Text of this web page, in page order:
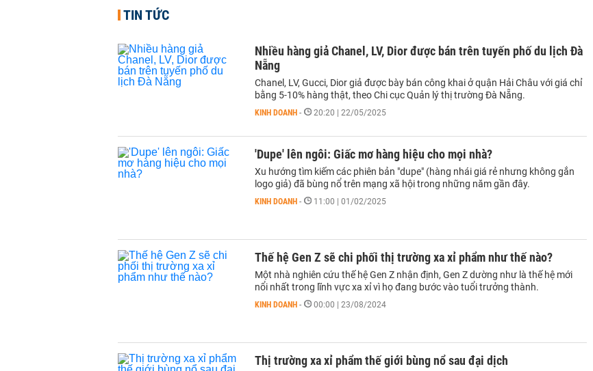
TIN TỨC
Nhiều hàng giả Chanel, LV, Dior được bán trên tuyến phố du lịch Đà
Nẵng
Chanel, LV, Gucci, Dior giả được bày bán công khai ở quận Hải Châu với giá chỉ
bằng 5-10% hàng thật, theo Chi cục Quản lý thị trường Đà Nẵng.
KINH DOANH - 20:20 | 22/05/2025
'Dupe' lên ngôi: Giấc mơ hàng hiệu cho mọi nhà?
Xu hướng tìm kiếm các phiên bản "dupe" (hàng nhái giá rẻ nhưng không gắn
logo giả) đã bùng nổ trên mạng xã hội trong những năm gần đây.
KINH DOANH - 11:00 | 01/02/2025
Thế hệ Gen Z sẽ chi phối thị trường xa xỉ phẩm như thế nào?
Một nhà nghiên cứu thế hệ Gen Z nhận định, Gen Z dường như là thế hệ mới
nổi nhất trong lĩnh vực xa xỉ vì họ đang bước vào tuổi trưởng thành.
KINH DOANH - 00:00 | 23/08/2024
Thị trường xa xỉ phẩm thế giới bùng nổ sau đại dịch